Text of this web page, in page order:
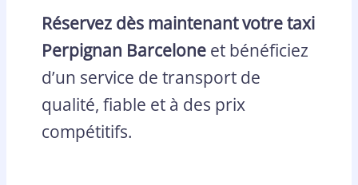
Réservez dès maintenant votre taxi
Perpignan Barceloneet bénéficiez
d’un service de transport de
qualité, fiable et à des prix
compétitifs.